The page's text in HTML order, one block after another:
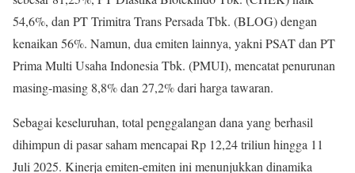
54,6%, dan PT Trimitra Trans Persada Tbk. (BLOG) dengan
kenaikan 56%. Namun, dua emiten lainnya, yakni PSAT dan PT
Prima Multi Usaha Indonesia Tbk. (PMUI), mencatat penurunan
masing-masing 8,8% dan 27,2% dari harga tawaran.
Sebagai keseluruhan, total penggalangan dana yang berhasil
dihimpun di pasar saham mencapai Rp 12,24 triliun hingga 11
Juli 2025. Kinerja emiten-emiten ini menunjukkan dinamika